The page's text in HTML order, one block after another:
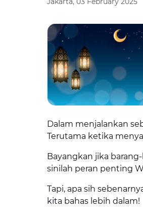
Dalam menjalankan
Terutama ketika
Bayangkan jika
sinilah peran penting
Tapi, apa sih
kita bahas lebih dalam!